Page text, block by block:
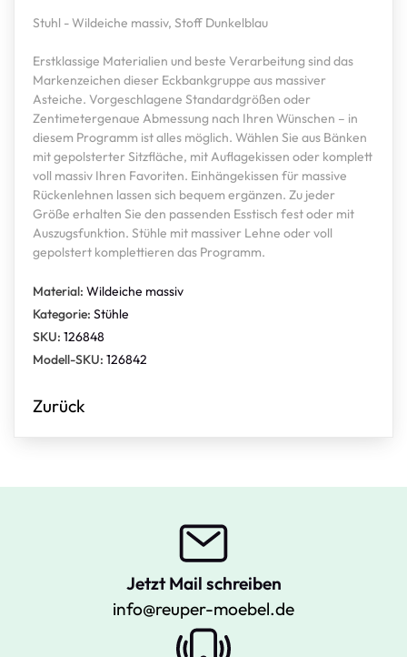
Stuhl - Wildeiche massiv, Stoff Dunkelblau
Erstklassige Materialien und beste Verarbeitung sind das
Markenzeichen dieser Eckbankgruppe aus massiver
Asteiche. Vorgeschlagene Standardgrößen oder
Zentimetergenaue Abmessung nach Ihren Wünschen – in
diesem Programm ist alles möglich. Wählen Sie aus Bänken
mit gepolsterter Sitzfläche, mit Auflagekissen oder komplett
voll massiv Ihren Favoriten. Einhängekissen für massive
Rückenlehnen lassen sich bequem ergänzen. Zu jeder
Größe erhalten Sie den passenden Esstisch fest oder mit
Auszugsfunktion. Stühle mit massiver Lehne oder voll
gepolstert komplettieren das Programm.
Material: Wildeiche massiv
Kategorie: Stühle
SKU: 126848
Modell-SKU: 126842
Zurück
Jetzt Mail schreiben
info@reuper-moebel.de